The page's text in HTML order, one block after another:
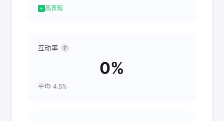
高表现
互动率 ?
0%
平均: 4.5%